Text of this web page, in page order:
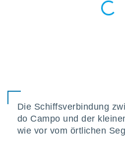
von
von
Die Schiffsverbindung
do Campo und der
wie vor vom örtlichen